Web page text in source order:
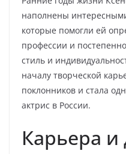
наполнены
которые помогли ей
профессии и
стиль и
началу творческой
поклонников и стала
актрис в России.
Карьера